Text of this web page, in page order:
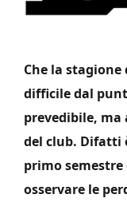
Che la
difficile dal
prevedibile, ma
del club. Difatti
primo
osservare le